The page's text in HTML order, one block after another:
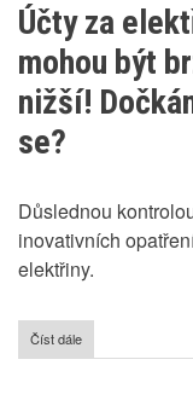
lépe
s
Účty za
mohou být
nižší!
se?
Důslednou
inovativních
elektřiny.
Číst dále
Účty